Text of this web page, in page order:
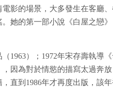
影的場景，大多發生在客廳、
她的第一部小說《白屋之戀
1963）；1972年宋存壽執導
因為對於情慾的描寫太過奔
直到1986年才再度出版，該